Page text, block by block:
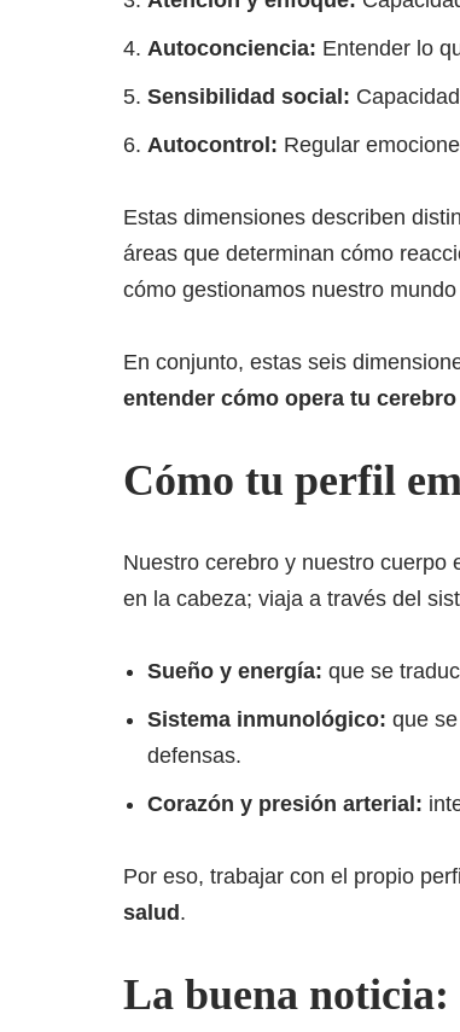
Autoconciencia: Entender lo
Sensibilidad social:
Autocontrol: Regular
Estas dimensiones describen
áreas que determinan cómo
cómo gestionamos nuestro
En conjunto, estas seis
entender cómo opera tu cerebro
Cómo tu perfil
Nuestro cerebro y nuestro cuerpo
en la cabeza; viaja a través del
Sueño y energía: que se
Sistema inmunológico: que
defensas.
Corazón y presión arterial:
Por eso, trabajar con el propio
salud .
La buena noticia: